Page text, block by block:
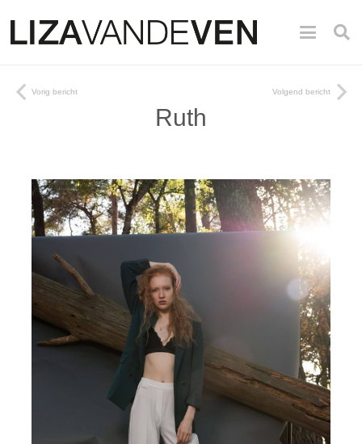
Vorig bericht Volgend bericht
Ruth